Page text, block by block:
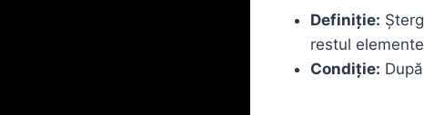
Definiție:
restul
Condiție: